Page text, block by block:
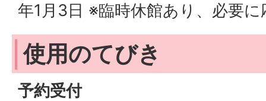
年1月3日 ※臨時休館あり、必要
使用のてびき
予約受付